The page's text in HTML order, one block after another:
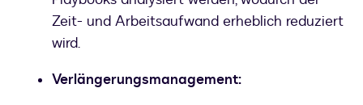
Zeit- und Arbeitsaufwand erheblich reduziert
wird.
Verlängerungsmanagement: